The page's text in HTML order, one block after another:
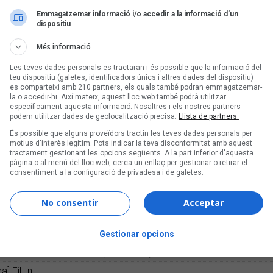
Amado
SKALARI, per Joaquim Vilarnau
64, CESK FREIXAS, MARIA ARNAL, JORDI COLOMER
per Gemma Polo Bosch
a domicili’, per Bet Molina
pels més cafeteros’, de The Tyets, per Jordi Bianciotto
DE CAL ERIL al C.A.T., per Juan Miguel Morales
Ferran Amado
la Mediterrània
(Barcelona), 28.3.2025, per Sofia Puvill
de la Independència (Girona), 28 i 29.3.2025, per Jordi Novell
La Paloma (Barcelona), 3.4.2025, per Sergi Núñez
& Mar Pujol, L'Auditori (Barcelona), 3.4.2025, per Èlia Gea
Emmagatzemar informació i/o accedir a la informació d’un
dispositiu
Més informació
Les teves dades personals es tractaran i és possible que la informació del
teu dispositiu (galetes, identificadors únics i altres dades del dispositiu)
es comparteixi amb 210 partners, els quals també podran emmagatzemar-
la o accedir-hi. Així mateix, aquest lloc web també podrà utilitzar
específicament aquesta informació. Nosaltres i els nostres partners
podem utilitzar dades de geolocalització precisa. Llista de partners.
És possible que alguns proveïdors tractin les teves dades personals per
motius d'interès legítim. Pots indicar la teva disconformitat amb aquest
tractament gestionant les opcions següents. A la part inferior d'aquesta
pàgina o al menú del lloc web, cerca un enllaç per gestionar o retirar el
consentiment a la configuració de privadesa i de galetes.
Acceptar
No consentir
Gestionar opcions